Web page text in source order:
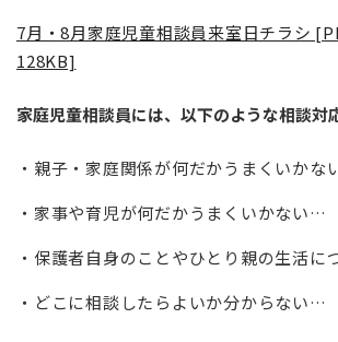
7月・8月家庭児童相談員来室日チラシ
128KB]
家庭児童相談員には、以下のような相談対
・親子・家庭関係が何だかうまくいかな
・家事や育児が何だかうまくいかない…
・保護者自身のことやひとり親の生活に
・どこに相談したらよいか分からない